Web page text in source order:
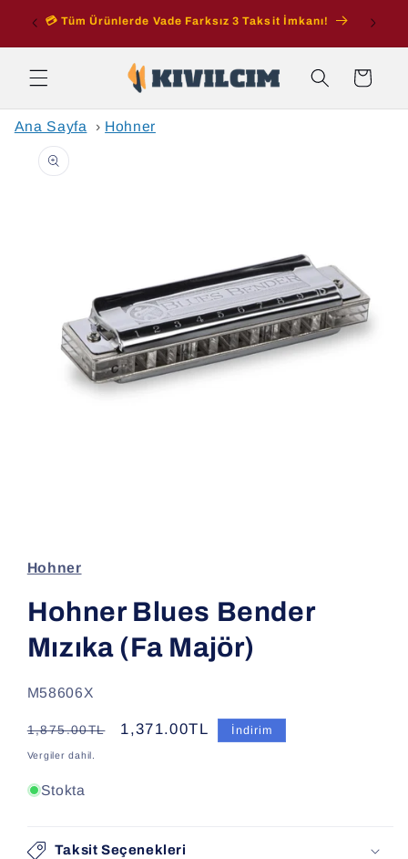
İçeriğe
atla
💳 Tüm Ürünlerde Vade Farksız 3 Taksit İmkanı!
Sepet
Ana Sayfa › Hohner
Ürün
bilgisine
atla
oynatın
Hohner
Hohner Blues Bender
Mızıka (Fa Majör)
SKU:
M58606X
Normal
fiyat
1,875.00TL
İndirimli
1,371.00TL İndirim
Vergiler dahil.
Stokta
Taksit Seçenekleri